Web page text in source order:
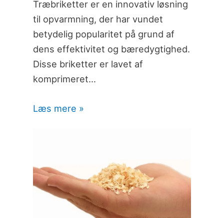
Træbriketter er en innovativ løsning
til opvarmning, der har vundet
betydelig popularitet på grund af
dens effektivitet og bæredygtighed.
Disse briketter er lavet af
komprimeret…
Læs mere »